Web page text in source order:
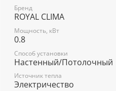
Бренд
ROYAL CLIMA
Мощность, кВт
0.8
Способ установки
Настенный/Потолочный
Источник тепла
Электричество